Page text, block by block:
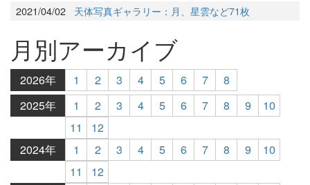
2021/04/02
天体写真ギャラリー：月、星雲など71枚
月別アーカイブ
2026年 1 2 3 4 5 6 7
8
2025年
1 2 3 4 5 6 7 8 9
10
11
12
2024年
1 2 3 4 5 6 7 8 9
10
11
12